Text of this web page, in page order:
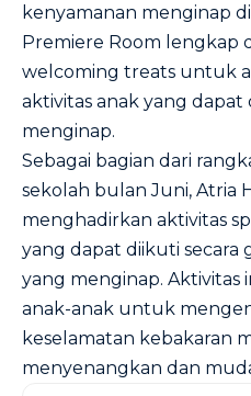
kenyamanan menginap
Premiere Room lengkap
welcoming treats untuk
aktivitas anak yang
menginap.
Sebagai bagian dari
sekolah bulan Juni, Atria
menghadirkan aktivitas
yang dapat diikuti secara
yang menginap. Aktivitas
anak-anak untuk
keselamatan kebakaran
menyenangkan dan